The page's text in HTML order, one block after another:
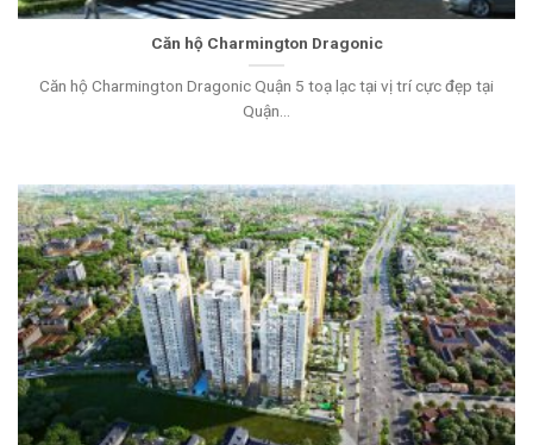
Căn hộ Charmington Dragonic
Căn hộ Charmington Dragonic Quận 5 toạ lạc tại vị trí cực đẹp tại
Quận...